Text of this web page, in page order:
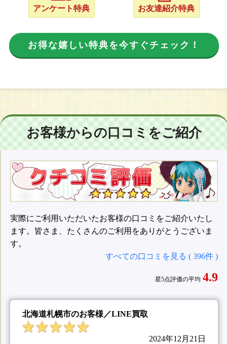
アンケート特典 お友達紹介特典
お得な嬉しい特典を今すぐチェック！
お客様からの口コミをご紹介
実際にご利用いただいたお客様の口コミをご紹介いたし
ます。皆さま、たくさんのご利用をありがとうございま
す。
すべての口コミを見る ( 396件 )
星5点評価の平均 4.9
北海道札幌市のお客様／LINE買取
2024年12月21日